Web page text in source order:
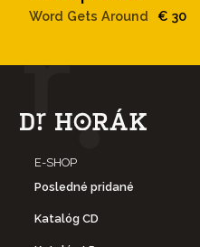
Word Gets Around € 30
E-SHOP
Posledné pridané
Katalóg CD